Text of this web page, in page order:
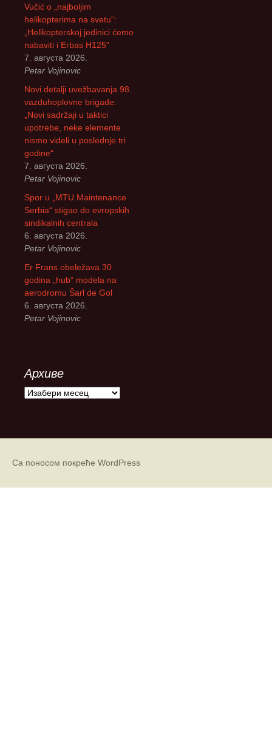
Vučić o „najboljim
helikopterima na svetu“:
„Helikopterskoj jedinici ćemo
nabaviti i Erbas H125“
7. августа 2026.
Petar Vojinovic
Novi detalji uvežbavanja 98.
vazduhoplovne brigade:
„Novi sadržaji u taktici
upotrebe, neke elemente
nismo videli u poslednje tri
godine“
7. августа 2026.
Petar Vojinovic
Spor u „MTU Maintenance
Serbia“ stigao do evropskih
sindikalnih centrala
6. августа 2026.
Petar Vojinovic
Er Frans obeležava 30
godina „hub“ modela na
aerodromu Šarl de Gol
6. августа 2026.
Petar Vojinovic
Архиве
А
Са поносом покреће WordPress